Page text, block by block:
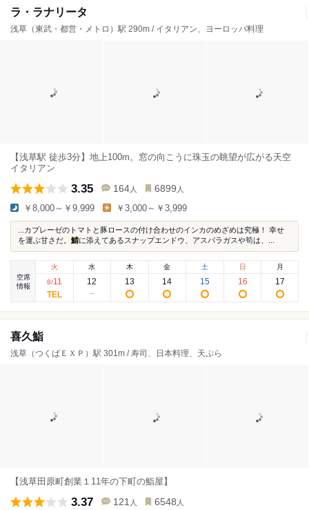
ラ・ラナリータ
浅草（東武・都営・メトロ）駅 290m / イタリアン、ヨーロッパ料理
【浅草駅 徒歩3分】地上100m。窓の向こうに珠玉の眺望が広がる天空
イタリアン
3.35 164 人 6899 人
￥8,000～￥9,999 ￥3,000～￥3,999
...カプレーゼのトマトと豚ロースの付け合わせのインカのめざめは究極！ 幸せ
を運ぶ甘さだ。 鯖に添えてあるスナップエンドウ、アスパラガスや筍は、...
空席
情報
火
8/11
水
12
木
13
金
14
土
15
日
16
月
17
喜久鮨
浅草（つくばＥＸＰ）駅 301m / 寿司、日本料理、天ぷら
【浅草田原町創業１11年の下町の鮨屋】
3.37 121 人 6548 人